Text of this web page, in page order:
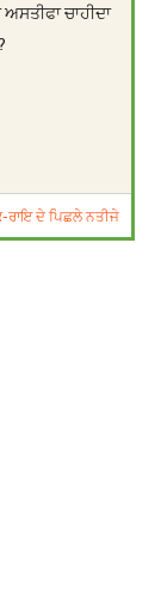
ਚਾਹੀਦਾ
ਰਾਇ ਦੇ ਪਿਛਲੇ ਨਤੀਜੇ